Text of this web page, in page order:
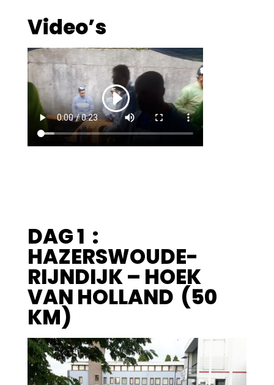
Video’s
DAG 1 :
HAZERSWOUDE-
RIJNDIJK – HOEK
VAN HOLLAND (50
KM)